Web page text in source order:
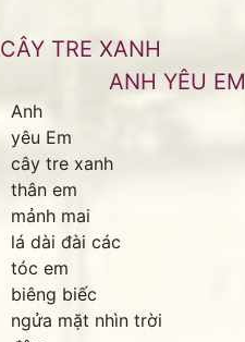
CÂY TRE XANH
ANH YÊU EM
Anh
yêu Em
cây tre xanh
thân em
mảnh mai
lá dài đài các
tóc em
biêng biếc
ngửa mặt nhìn trời